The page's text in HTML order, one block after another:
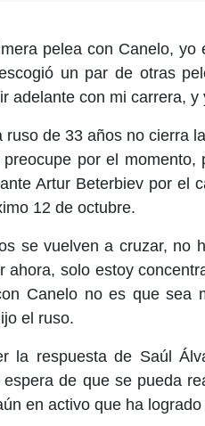
pelea con Canelo,
un par de otras
adelante con mi carrera, y
ruso de 33 años no cierra
por el momento,
Artur Beterbiev por el
12 de octubre.
se vuelven a cruzar, no
ahora, solo estoy
Canelo no es que sea
el ruso.
la respuesta de Saúl
de que se pueda
en activo que ha